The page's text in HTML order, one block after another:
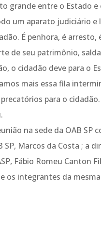
grande entre o Estado e
um aparato judiciário
É penhora, é
de seu patrimônio,
o cidadão deve para o
mais essa fila
para o
na sede da OAB SP
SP, Marcos da Costa ; a
Fábio Romeu Canton
os integrantes da